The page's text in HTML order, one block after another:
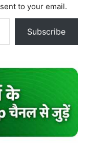
to your email.
Subscribe